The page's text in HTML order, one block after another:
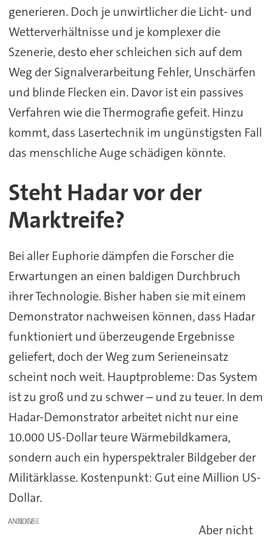
generieren. Doch je unwirtlicher die Licht- und
Wetterverhältnisse und je komplexer die
Szenerie, desto eher schleichen sich auf dem
Weg der Signalverarbeitung Fehler, Unschärfen
und blinde Flecken ein. Davor ist ein passives
Verfahren wie die Thermografie gefeit. Hinzu
kommt, dass Lasertechnik im ungünstigsten Fall
das menschliche Auge schädigen könnte.
Steht Hadar vor der
Marktreife?
Bei aller Euphorie dämpfen die Forscher die
Erwartungen an einen baldigen Durchbruch
ihrer Technologie. Bisher haben sie mit einem
Demonstrator nachweisen können, dass Hadar
funktioniert und überzeugende Ergebnisse
geliefert, doch der Weg zum Serieneinsatz
scheint noch weit. Hauptprobleme: Das System
ist zu groß und zu schwer – und zu teuer. In dem
Hadar-Demonstrator arbeitet nicht nur eine
10.000 US-Dollar teure Wärmebildkamera,
sondern auch ein hyperspektraler Bildgeber der
Militärklasse. Kostenpunkt: Gut eine Million US-
Dollar.
ANZEIGE
Aber nicht